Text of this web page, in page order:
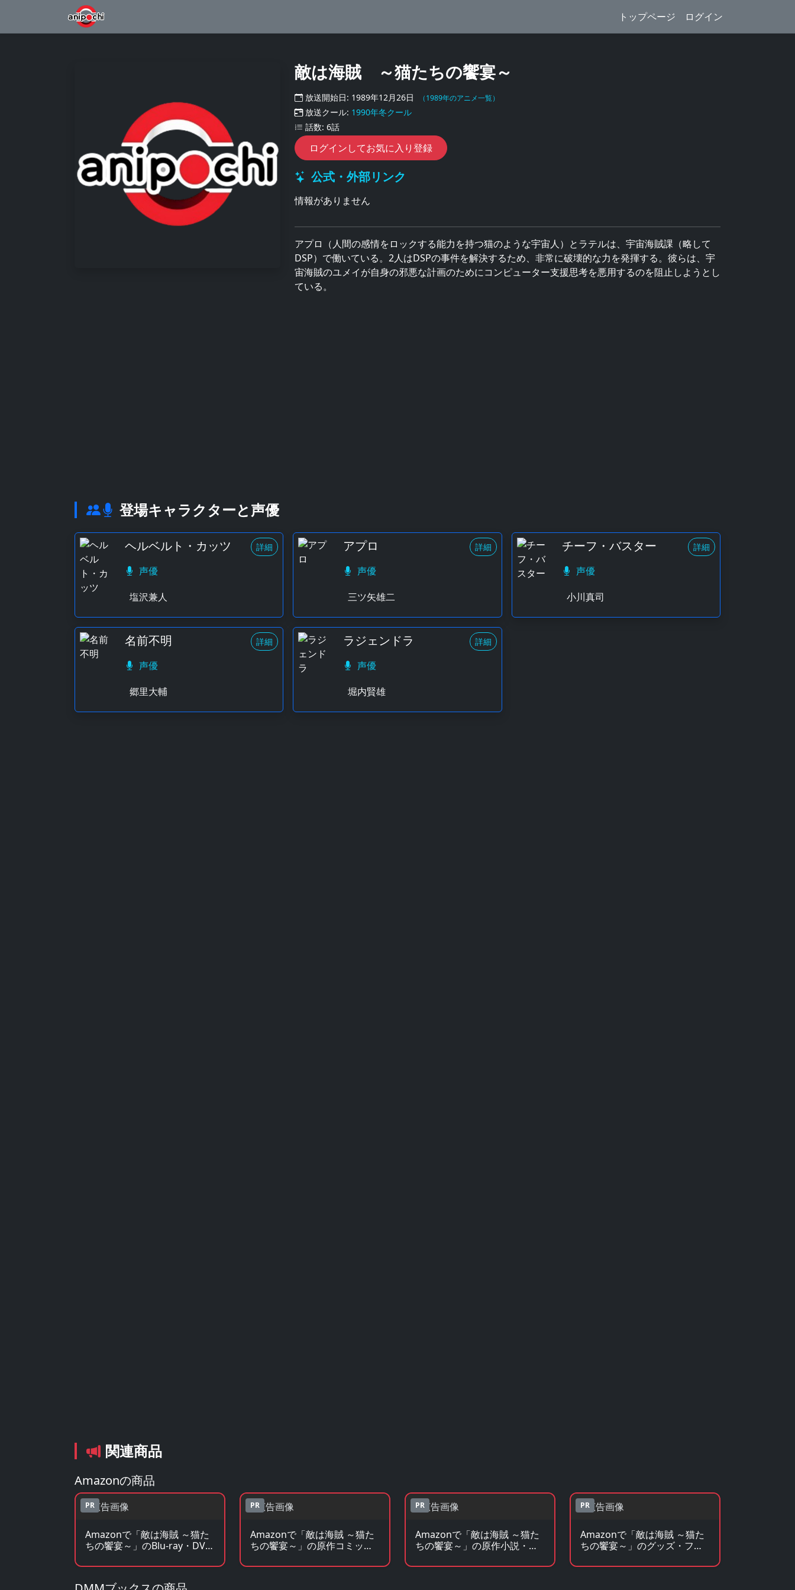
トップページ ログイン
敵は海賊 ～猫たちの饗宴～
放送開始日: 1989年12月26日 （1989年のアニメ一覧）
放送クール: 1990年冬クール
話数: 6話
ログインしてお気に入り登録
公式・外部リンク
情報がありません
アプロ（人間の感情をロックする能力を持つ猫のような宇宙人）とラテルは、宇宙海賊課（略して
DSP）で働いている。2人はDSPの事件を解決するため、非常に破壊的な力を発揮する。彼らは、宇
宙海賊のユメイが自身の邪悪な計画のためにコンピューター支援思考を悪用するのを阻止しようとし
ている。
登場キャラクターと声優
ヘルベルト・カッツ 詳細
声優
塩沢兼人
アプロ 詳細
声優
三ツ矢雄二
チーフ・バスター 詳細
声優
小川真司
名前不明 詳細
声優
郷里大輔
ラジェンドラ 詳細
声優
堀内賢雄
関連商品
Amazonの商品
PR
Amazonで「敵は海賊 ～猫た
ちの饗宴～」のBlu-ray・DVD
PR
Amazonで「敵は海賊 ～猫た
ちの饗宴～」の原作コミック
PR
Amazonで「敵は海賊 ～猫た
ちの饗宴～」の原作小説・ラ
PR
Amazonで「敵は海賊 ～猫た
ちの饗宴～」のグッズ・フィ